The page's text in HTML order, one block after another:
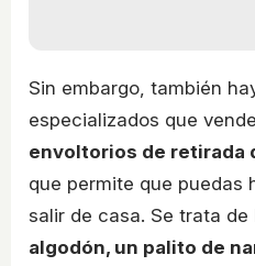
Sin embargo, también
especializados que
envoltorios de retirada
que permite que puedas
salir de casa. Se trata de
algodón, un palito de